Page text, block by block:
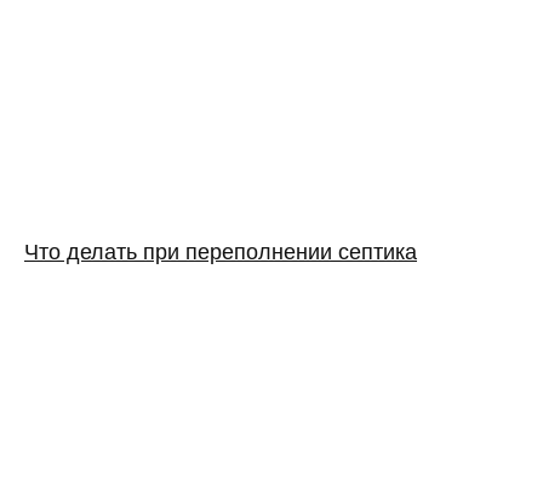
Что делать при переполнении септика